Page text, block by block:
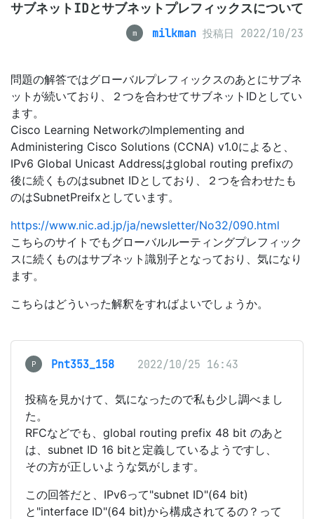
サブネットIDとサブネットプレフィックスについて
m milkman 投稿日 2022/10/23
問題の解答ではグローバルプレフィックスのあとにサブネ
ットが続いており、２つを合わせてサブネットIDとしてい
ます。
Cisco Learning NetworkのImplementing and
Administering Cisco Solutions (CCNA) v1.0によると、
IPv6 Global Unicast Addressはglobal routing prefixの
後に続くものはsubnet IDとしており、２つを合わせたも
のはSubnetPreifxとしています。
https://www.nic.ad.jp/ja/newsletter/No32/090.html
こちらのサイトでもグローバルルーティングプレフィック
スに続くものはサブネット識別子となっており、気になり
ます。
こちらはどういった解釈をすればよいでしょうか。
P Pnt353_158 2022/10/25 16:43
投稿を見かけて、気になったので私も少し調べまし
た。
RFCなどでも、global routing prefix 48 bit のあと
は、subnet ID 16 bitと定義しているようですし、
その方が正しいような気がします。
この回答だと、IPv6って"subnet ID"(64 bit)
と"interface ID"(64 bit)から構成されてるの？って